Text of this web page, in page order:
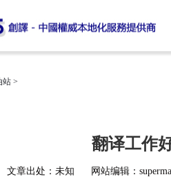
站 >
翻译工作
文章出处：未知 网站编辑：